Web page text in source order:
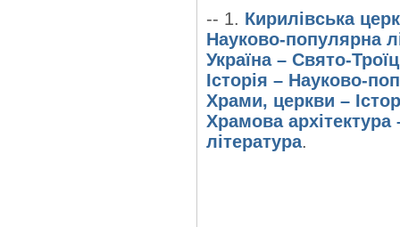
-- 1. Кирилівська
Науково-популярна
Україна – Свято-
Історія – Науково-
Храми, церкви –
Храмова архітектура
література.